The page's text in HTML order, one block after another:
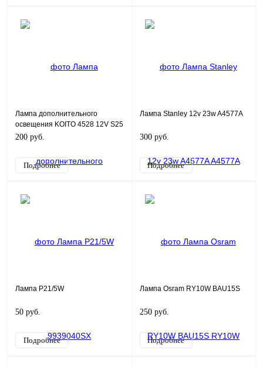
Лампа дополнительного
освещения KOITO 4528 12V S25
18/5W
200 руб.
Подробнее
Лампа Stanley 12v 23w A4577A
300 руб.
Подробнее
Лампа P21/5W
50 руб.
Подробнее
Лампа Osram RY10W BAU15S
250 руб.
Подробнее